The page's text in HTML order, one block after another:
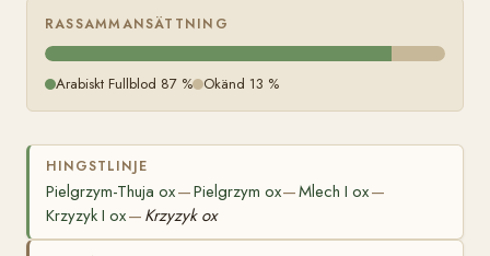
RASSAMMANSÄTTNING
Arabiskt Fullblod 87 % Okänd 13 %
HINGSTLINJE
Pielgrzym-Thuja ox—Pielgrzym ox—Mlech I ox—
Krzyzyk I ox— Krzyzyk ox